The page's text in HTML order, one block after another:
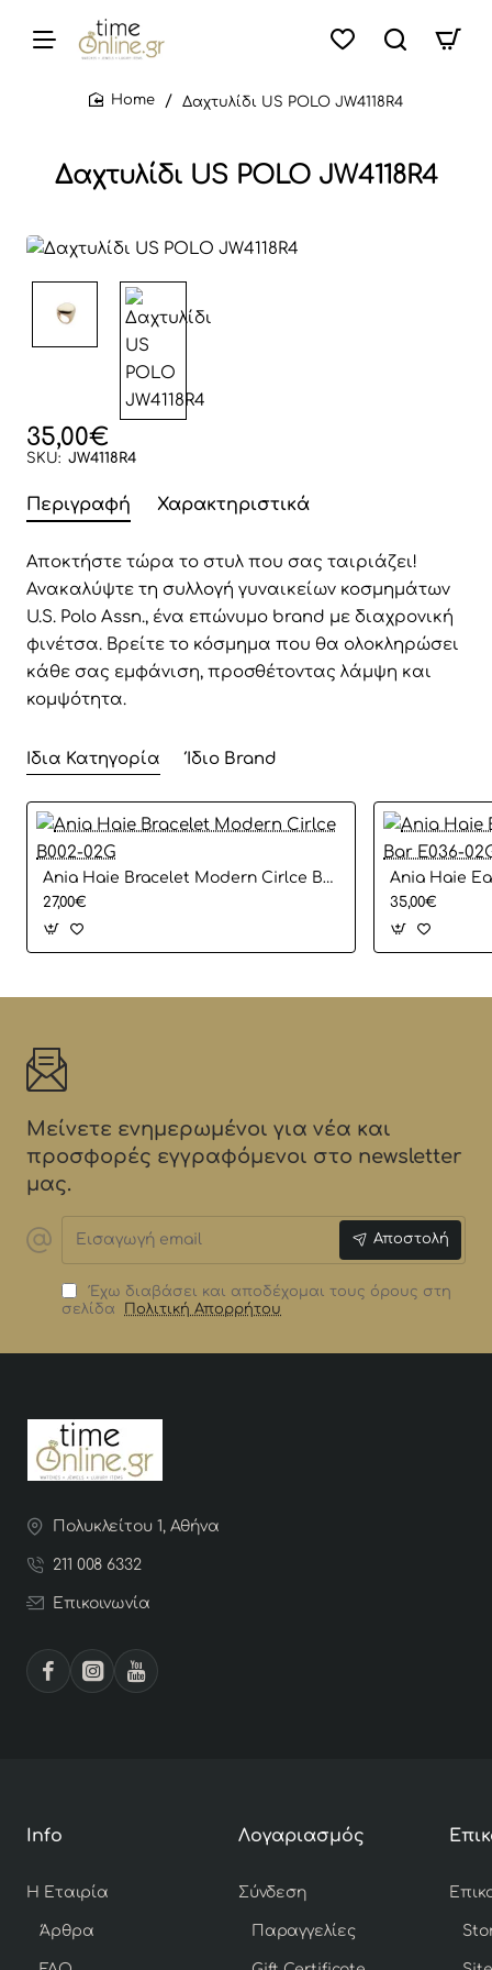
Δαχτυλίδι US POLO JW4118R4
Δαχτυλίδι US POLO JW4118R4
35,00€
SKU: JW4118R4
Περιγραφή Χαρακτηριστικά
Αποκτήστε τώρα το στυλ που σας ταιριάζει!
Ανακαλύψτε τη συλλογή γυναικείων κοσμημάτων
U.S. Polo Assn., ένα επώνυμο brand με διαχρονική
φινέτσα. Βρείτε το κόσμημα που θα ολοκληρώσει
κάθε σας εμφάνιση, προσθέτοντας λάμψη και
κομψότητα.
Ίδια Κατηγορία Ίδιο Brand
Ania Haie Bracelet Modern Cirlce B002-02G
27,00€ 35,00€
Μείνετε ενημερωμένοι για νέα και
προσφορές εγγραφόμενοι στο newsletter
μας.
email
Αποστολή
Έχω διαβάσει και αποδέχομαι τους όρους στη
σελίδα
Πολιτική Απορρήτου
Πολυκλείτου 1, Αθήνα
211 008 6332
Επικοινωνία
Info
Η Εταιρία
Άρθρα
Λογαριασμός
Σύνδεση
Παραγγελίες